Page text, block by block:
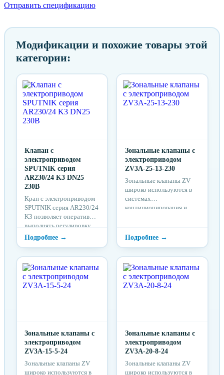
Отправить спецификацию
Модификации и похожие товары этой
категории:
Клапан с
электроприводом
SPUTNIK серия
AR230/24 K3 DN25
230B
Кран с электроприводом
SPUTNIK серия AR230/24
K3 позволяет оперативно
выполнять регулировку
параметров рабочей
среды в трубопроводах
отдельных
характеристик).
Зональные клапаны с
электроприводом
ZV3A-25-13-230
Зональные клапаны ZV
широко используются в
системах
кондиционирования и
предназначены для
регулирования потока
требуемой температуры в
помещениях.
Зональные клапаны с
электроприводом
ZV3A-15-5-24
Зональные клапаны ZV
широко используются в
Зональные клапаны с
электроприводом
ZV3A-20-8-24
Зональные клапаны ZV
широко используются в